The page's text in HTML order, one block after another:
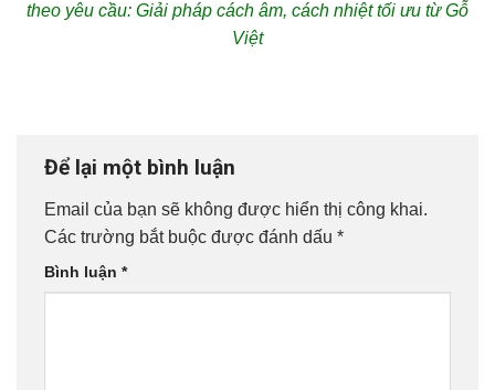
theo yêu cầu: Giải pháp cách âm, cách nhiệt tối ưu từ Gỗ
Việt
Để lại một bình luận
Email của bạn sẽ không được hiển thị công khai.
Các trường bắt buộc được đánh dấu *
Bình luận *